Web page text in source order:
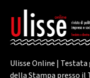
Ulisse Online |
della Stampa presso il